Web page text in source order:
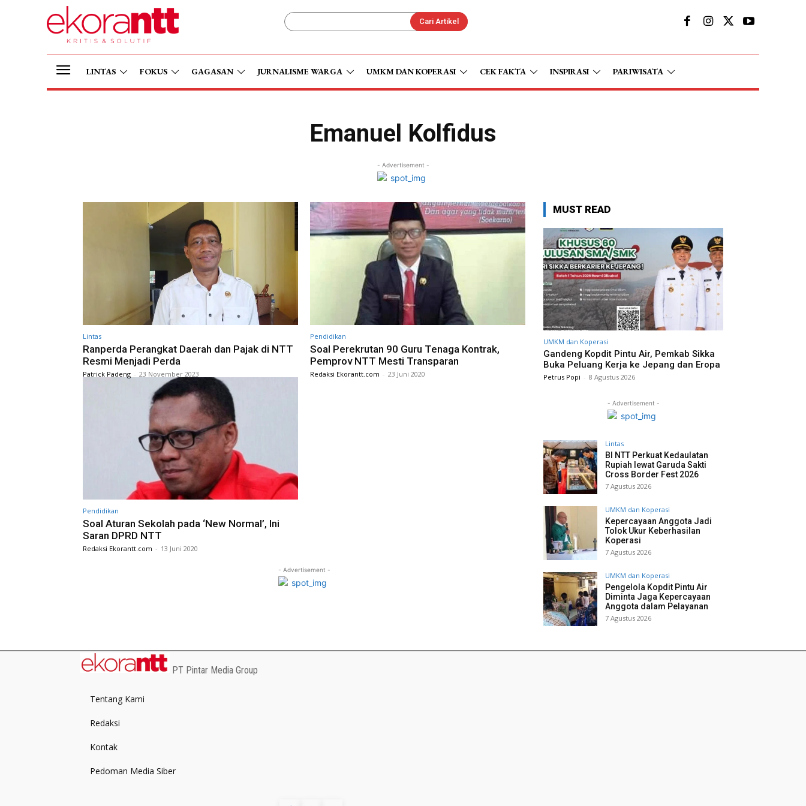
Cari Artikel
LINTAS FOKUS GAGASAN JURNALISME WARGA UMKM DAN KOPERASI CEK FAKTA INSPIRASI PARIWISATA
Emanuel Kolfidus
- Advertisement -
Lintas
Ranperda Perangkat Daerah dan Pajak di NTT
Resmi Menjadi Perda
Patrick Padeng - 23 November 2023
Pendidikan
Soal Perekrutan 90 Guru Tenaga Kontrak,
Pemprov NTT Mesti Transparan
Redaksi Ekorantt.com - 23 Juni 2020
Pendidikan
Soal Aturan Sekolah pada ‘New Normal’, Ini
Saran DPRD NTT
Redaksi Ekorantt.com - 13 Juni 2020
- Advertisement -
MUST READ
UMKM dan Koperasi
Gandeng Kopdit Pintu Air, Pemkab Sikka
Buka Peluang Kerja ke Jepang dan Eropa
Petrus Popi - 8 Agustus 2026
- Advertisement -
Lintas
BI NTT Perkuat Kedaulatan
Rupiah lewat Garuda Sakti
Cross Border Fest 2026
7 Agustus 2026
UMKM dan Koperasi
Kepercayaan Anggota Jadi
Tolok Ukur Keberhasilan
Koperasi
7 Agustus 2026
UMKM dan Koperasi
Pengelola Kopdit Pintu Air
Diminta Jaga Kepercayaan
Anggota dalam Pelayanan
7 Agustus 2026
PT Pintar Media Group
Tentang Kami
Redaksi
Kontak
Pedoman Media Siber